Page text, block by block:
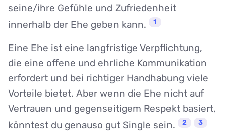
seine/ihre Gefühle und Zufriedenheit
innerhalb der Ehe geben kann.
1
Eine Ehe ist eine langfristige Verpflichtung,
die eine offene und ehrliche Kommunikation
erfordert und bei richtiger Handhabung viele
Vorteile bietet. Aber wenn die Ehe nicht auf
Vertrauen und gegenseitigem Respekt basiert,
könntest du genauso gut Single sein.
2 3